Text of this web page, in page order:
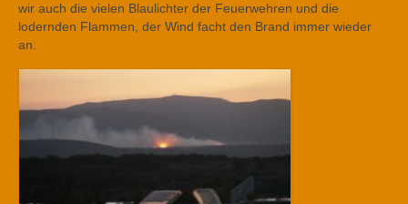
wir auch die vielen Blaulichter der Feuerwehren und die
lodernden Flammen, der Wind facht den Brand immer wieder
an.